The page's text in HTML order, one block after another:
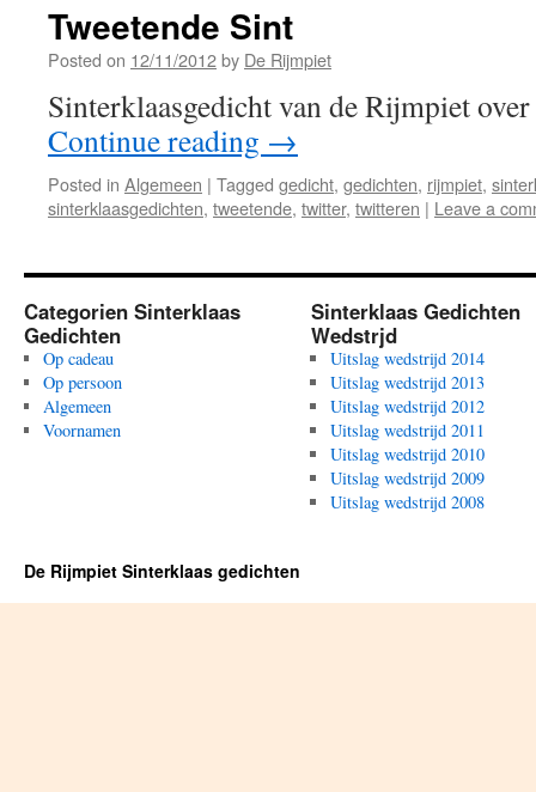
Tweetende Sint
Posted on 12/11/2012by De Rijmpiet
Sinterklaasgedicht van de Rijmpiet
Continue reading →
Posted in Algemeen | Tagged gedicht, gedichten, rijmpiet,
sinterklaasgedichten, tweetende, twitter, twitteren | Leave a
Categorien Sinterklaas
Gedichten
Op cadeau
Op persoon
Algemeen
Voornamen
Sinterklaas Gedichten
Wedstrjd
Uitslag wedstrijd 2014
Uitslag wedstrijd 2013
Uitslag wedstrijd 2012
Uitslag wedstrijd 2011
Uitslag wedstrijd 2010
Uitslag wedstrijd 2009
Uitslag wedstrijd 2008
De Rijmpiet Sinterklaas gedichten